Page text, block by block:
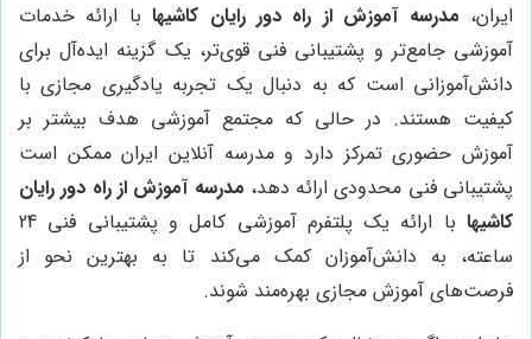
ایران، مدرسه آموزش از راه دور رایان کاشیهابا ارائه خدمات
آموزشی جامع‌تر و پشتیبانی فنی قوی‌تر، یک گزینه ایده‌آل برای
دانش‌آموزانی است که به دنبال یک تجربه یادگیری مجازی با
کیفیت هستند. در حالی که مجتمع آموزشی هدف بیشتر بر
آموزش حضوری تمرکز دارد و مدرسه آنلاین ایران ممکن است
پشتیبانی فنی محدودی ارائه دهد، مدرسه آموزش از راه دور رایان
کاشیها
با ارائه یک پلتفرم آموزشی کامل و پشتیبانی فنی 24
ساعته، به دانش‌آموزان کمک می‌کند تا به بهترین نحو از
فرصت‌های آموزش مجازی بهره‌مند شوند.